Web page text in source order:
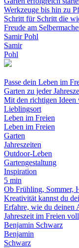
Werkzeuge bis hin zu
Schritt für Schritt die
Freude am
Samir Pohl
Samir
Pohl
Passe dein Leben im
Garten zu jeder
Mit den richtigen Ideen
Lieblingsort
Leben im Freien
Leben im Freien
Garten
Jahreszeiten
Outdoor-Leben
Gartengestaltung
Inspiration
5 min
Ob Frühling, Sommer,
Kreativität kannst du
Erfahre, wie du deinen
Jahreszeit im Freien
Benjamin Schwarz
Benjamin
Schwarz